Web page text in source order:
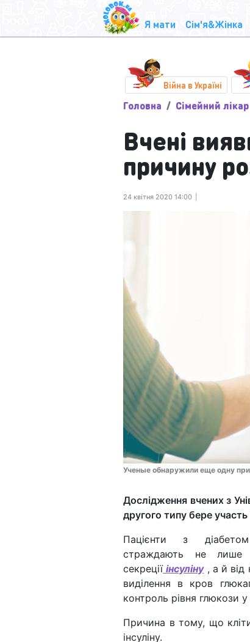
Я мати Сім'я&Жінка
Війна в Україні
Головна Сімейний лікар
Вчені
причину
24 квітня 2020 14:00
Ученые обнаружили еще одну
Дослідження вчених з
другого типу бере
Пацієнти з
страждають не лише
секреції інсуліну, а й від
виділення в кров
контроль рівня глюкози
Причина в тому, що
інсуліну.